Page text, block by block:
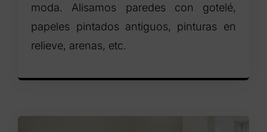
moda. Alisamos paredes con gotelé,
papeles pintados antiguos, pinturas en
relieve, arenas, etc.